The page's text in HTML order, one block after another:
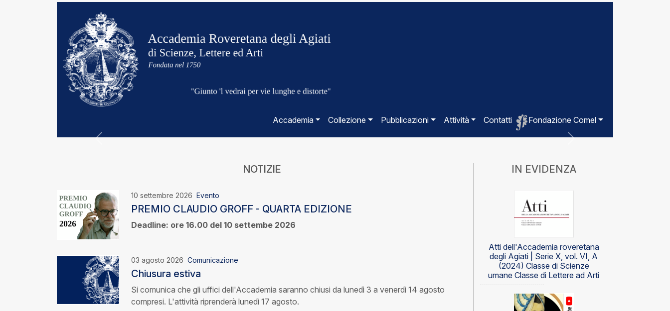
Accademia Collezione Pubblicazioni Attività Contatti Fondazione Comel
NOTIZIE
10 settembre 2026Evento
PREMIO CLAUDIO GROFF - QUARTA EDIZIONE
Deadline: ore 16.00 del 10 settembe 2026
03 agosto 2026Comunicazione
Chiusura estiva
Si comunica che gli uffici dell'Accademia saranno chiusi da lunedì 3 a venerdì 14 agosto
compresi. L'attività riprenderà lunedì 17 agosto.
IN EVIDENZA
Atti dell'Accademia roveretana
degli Agiati | Serie X, vol. VI, A
(2024) Classe di Scienze
umane Classe di Lettere ad Arti